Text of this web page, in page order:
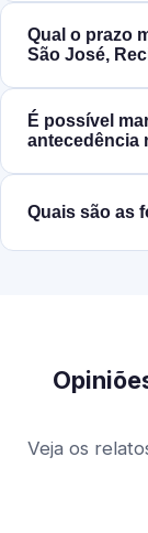
Qual o prazo
São José,
É possível
antecedência
Quais são as
Veja os